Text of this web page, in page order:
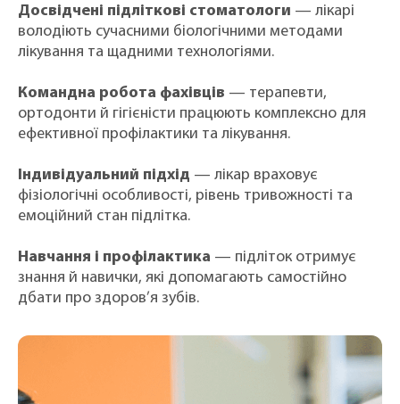
Досвідчені підліткові стоматологи — лікарі
володіють сучасними біологічними методами
лікування та щадними технологіями.
Командна робота фахівців — терапевти,
ортодонти й гігієністи працюють комплексно для
ефективної профілактики та лікування.
Індивідуальний підхід — лікар враховує
фізіологічні особливості, рівень тривожності та
емоційний стан підлітка.
Навчання і профілактика — підліток отримує
знання й навички, які допомагають самостійно
дбати про здоров’я зубів.